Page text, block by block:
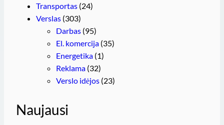
Transportas (24)
Verslas (303)
Darbas (95)
El. komercija (35)
Energetika (1)
Reklama (32)
Verslo idėjos (23)
Naujausi